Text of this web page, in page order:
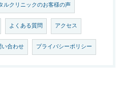
ルクリニックのお客様の声
よくある質問 アクセス
い合わせ プライバシーポリシー